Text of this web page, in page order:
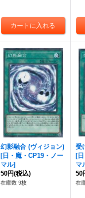
幻影融合 (ヴィジョン)
[日・魔・CP19・ノー
マル]
50円(税込)
在庫数 9枚
受
[
マ
50
在